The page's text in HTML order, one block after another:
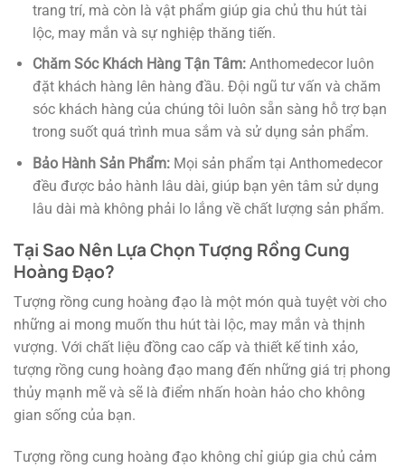
trang trí, mà còn là vật phẩm giúp gia chủ thu hút tài
lộc, may mắn và sự nghiệp thăng tiến.
Chăm Sóc Khách Hàng Tận Tâm:Anthomedecor luôn
đặt khách hàng lên hàng đầu. Đội ngũ tư vấn và chăm
sóc khách hàng của chúng tôi luôn sẵn sàng hỗ trợ bạn
trong suốt quá trình mua sắm và sử dụng sản phẩm.
Bảo Hành Sản Phẩm:Mọi sản phẩm tại Anthomedecor
đều được bảo hành lâu dài, giúp bạn yên tâm sử dụng
lâu dài mà không phải lo lắng về chất lượng sản phẩm.
Tại Sao Nên Lựa Chọn Tượng Rồng Cung
Hoàng Đạo?
Tượng rồng cung hoàng đạo là một món quà tuyệt vời cho
những ai mong muốn thu hút tài lộc, may mắn và thịnh
vượng. Với chất liệu đồng cao cấp và thiết kế tinh xảo,
tượng rồng cung hoàng đạo mang đến những giá trị phong
thủy mạnh mẽ và sẽ là điểm nhấn hoàn hảo cho không
gian sống của bạn.
Tượng rồng cung hoàng đạo không chỉ giúp gia chủ cảm